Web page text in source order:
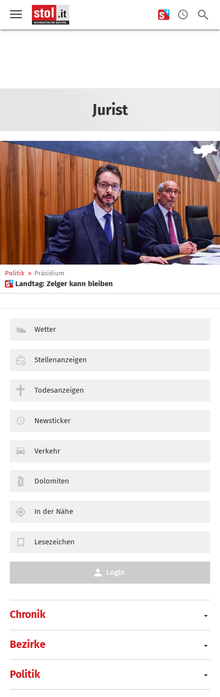
Jurist
Politik » Präsidium
 Landtag: Zelger kann bleiben
Chronik
Bezirke
Politik
Wetter
Stellenanzeigen
Todesanzeigen
Newsticker
Verkehr
Dolomiten
In der Nähe
Lesezeichen
Login